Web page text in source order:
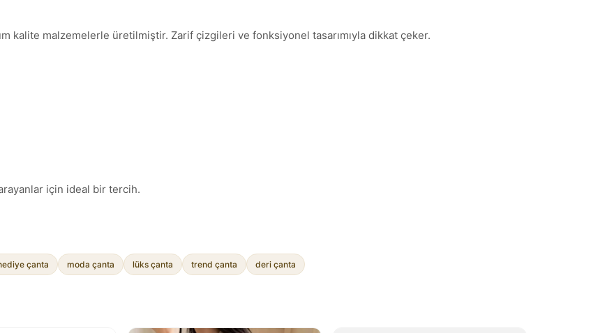
kalite malzemelerle üretilmiştir. Zarif çizgileri ve fonksiyonel tasarımıyla dikkat çeker.
için ideal bir tercih.
çanta moda çanta lüks çanta trend çanta deri çanta